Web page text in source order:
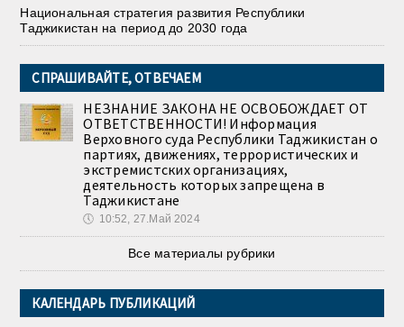
Национальная стратегия развития Республики
Таджикистан на период до 2030 года
СПРАШИВАЙТЕ, ОТВЕЧАЕМ
НЕЗНАНИЕ ЗАКОНА НЕ ОСВОБОЖДАЕТ ОТ
ОТВЕТСТВЕННОСТИ! Информация
Верховного суда Республики Таджикистан о
партиях, движениях, террористических и
экстремистских организациях,
деятельность которых запрещена в
Таджикистане
🕔 10:52, 27.Май 2024
Все материалы рубрики
КАЛЕНДАРЬ ПУБЛИКАЦИЙ